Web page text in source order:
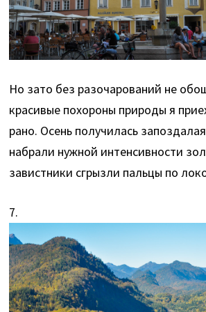
Но зато без разочарований не
красивые похороны природы я
рано. Осень получилась
набрали нужной интенсивности
завистники сгрызли пальцы по
7.